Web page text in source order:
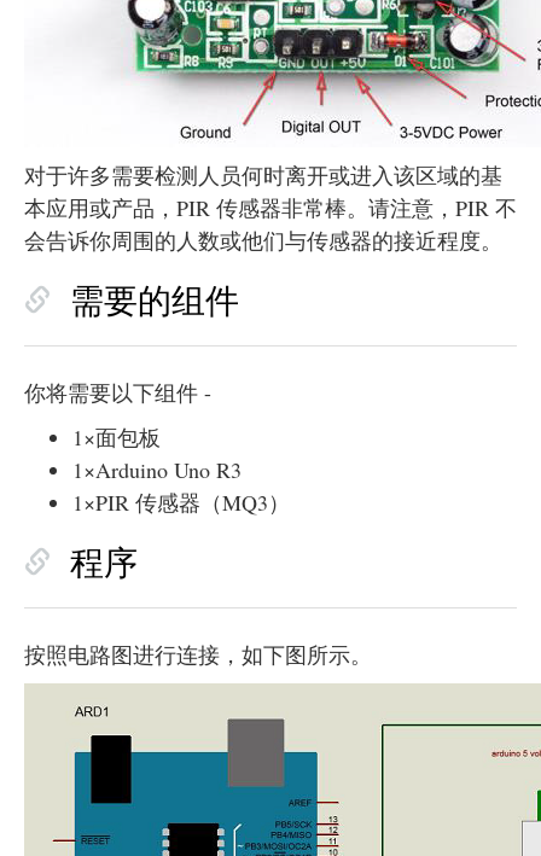
对于许多需要检测人员何时离开或进入该区域的基
本应用或产品，PIR 传感器非常棒。请注意，PIR 不
会告诉你周围的人数或他们与传感器的接近程度。
需要的组件
你将需要以下组件 -
1×面包板
1×Arduino Uno R3
1×PIR 传感器（MQ3）
程序
按照电路图进行连接，如下图所示。